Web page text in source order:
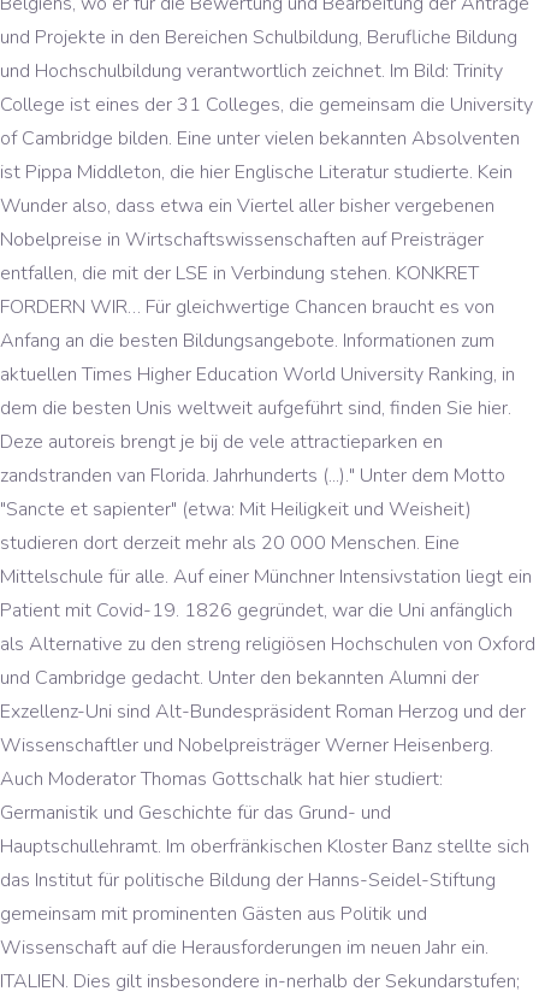
und Projekte in den Bereichen Schulbildung, Berufliche Bildung
und Hochschulbildung verantwortlich zeichnet. Im Bild: Trinity
College ist eines der 31 Colleges, die gemeinsam die University
of Cambridge bilden. Eine unter vielen bekannten Absolventen
ist Pippa Middleton, die hier Englische Literatur studierte. Kein
Wunder also, dass etwa ein Viertel aller bisher vergebenen
Nobelpreise in Wirtschaftswissenschaften auf Preisträger
entfallen, die mit der LSE in Verbindung stehen. KONKRET
FORDERN WIR… Für gleichwertige Chancen braucht es von
Anfang an die besten Bildungsangebote. Informationen zum
aktuellen Times Higher Education World University Ranking, in
dem die besten Unis weltweit aufgeführt sind, finden Sie hier.
Deze autoreis brengt je bij de vele attractieparken en
zandstranden van Florida. Jahrhunderts (...)." Unter dem Motto
"Sancte et sapienter" (etwa: Mit Heiligkeit und Weisheit)
studieren dort derzeit mehr als 20 000 Menschen. Eine
Mittelschule für alle. Auf einer Münchner Intensivstation liegt ein
Patient mit Covid-19. 1826 gegründet, war die Uni anfänglich
als Alternative zu den streng religiösen Hochschulen von Oxford
und Cambridge gedacht. Unter den bekannten Alumni der
Exzellenz-Uni sind Alt-Bundespräsident Roman Herzog und der
Wissenschaftler und Nobelpreisträger Werner Heisenberg.
Auch Moderator Thomas Gottschalk hat hier studiert:
Germanistik und Geschichte für das Grund- und
Hauptschullehramt. Im oberfränkischen Kloster Banz stellte sich
das Institut für politische Bildung der Hanns-Seidel-Stiftung
gemeinsam mit prominenten Gästen aus Politik und
Wissenschaft auf die Herausforderungen im neuen Jahr ein.
ITALIEN. Dies gilt insbesondere in-nerhalb der Sekundarstufen;